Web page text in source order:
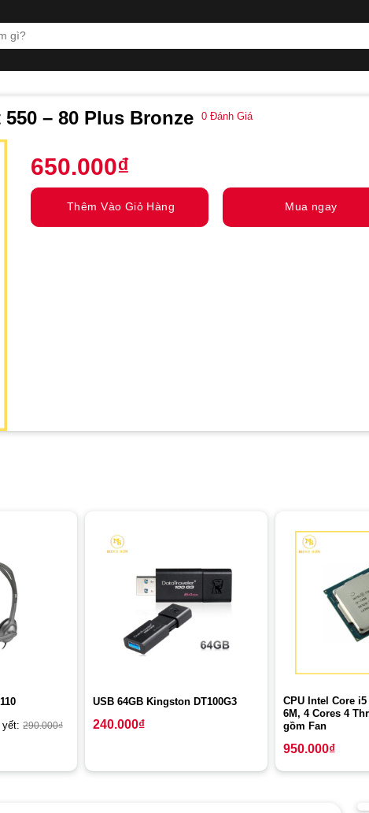
– 80 Plus Bronze 0 Đánh Giá
650.000₫
Thêm Vào Giỏ Hàng Mua ngay
yết: 290.000₫
USB 64GB Kingston DT100G3
240.000₫
CPU Intel Core i5
6M, 4 Cores 4
gồm Fan
950.000₫